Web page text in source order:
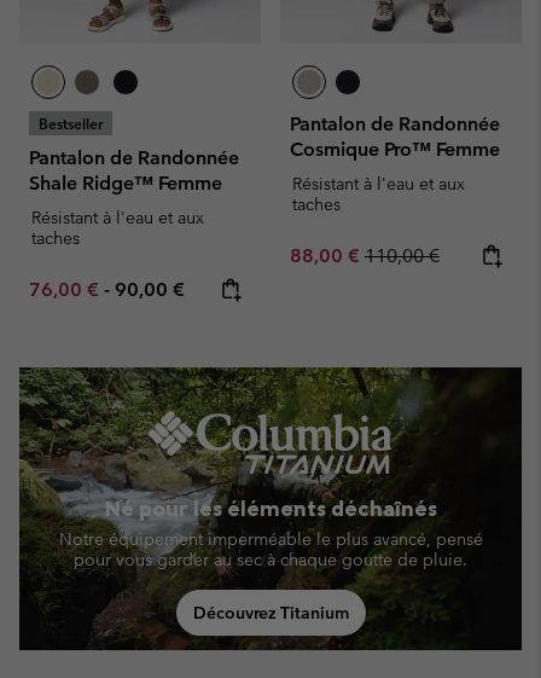
Bestseller
Pantalon de Randonnée
Shale Ridge™ Femme
Résistant à l'eau et aux
taches
Minimum sale price:
76,00 € - Maximum price:
90,00 €
Pantalon de Randonnée
Cosmique Pro™ Femme
Résistant à l'eau et aux
taches
Sale price:
88,00 € Regular price:
110,00 €
Né pour les éléments déchaînés
Notre équipement imperméable le plus avancé, pensé
pour vous garder au sec à chaque goutte de pluie.
Découvrez Titanium